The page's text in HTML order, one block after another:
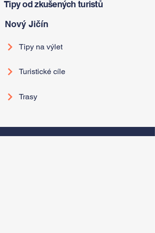
Tipy od zkušených turistů
Nový Jičín
Tipy na výlet
Turistické cíle
Trasy